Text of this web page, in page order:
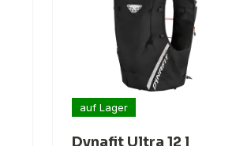
auf Lager
Dynafit Ultra 12 l